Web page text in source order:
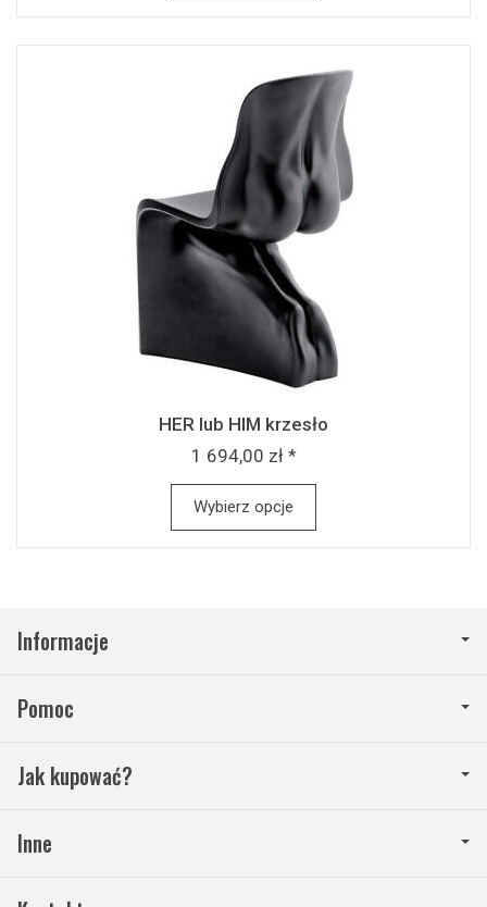
HER lub HIM krzesło
1 694,00 zł *
Wybierz opcje
Informacje
Pomoc
Jak kupować?
Inne